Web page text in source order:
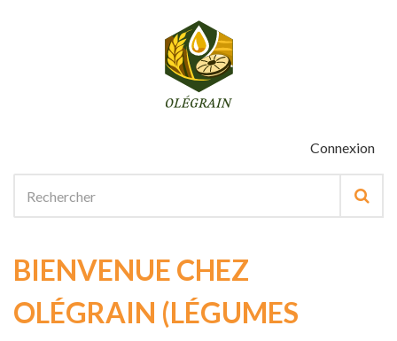
Connexion
BIENVENUE CHEZ
OLÉGRAIN (LÉGUMES